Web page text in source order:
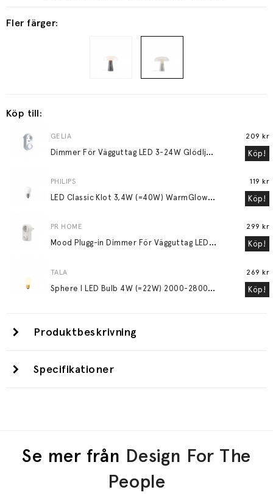
Fler färger:
Köp till:
GELIA
D
immer För Vägguttag LED 3-24W Glödljus 30-200W
209 kr
Köp!
PHILIPS
L
ED Classic Klot 3,4W (=40W) WarmGlow Frostad E27
119 kr
Köp!
PR HOME
M
ood Plugg-in Dimmer För Vägguttag LED 3-24W Glödljus 30-200W Vit
299 kr
Köp!
TALA
S
phere I LED Bulb 4W (=22W) 2000-2800K E27 Matte Porcelain
269 kr
Köp!
Produktbeskrivning
Specifikationer
Se mer från Design For The
People